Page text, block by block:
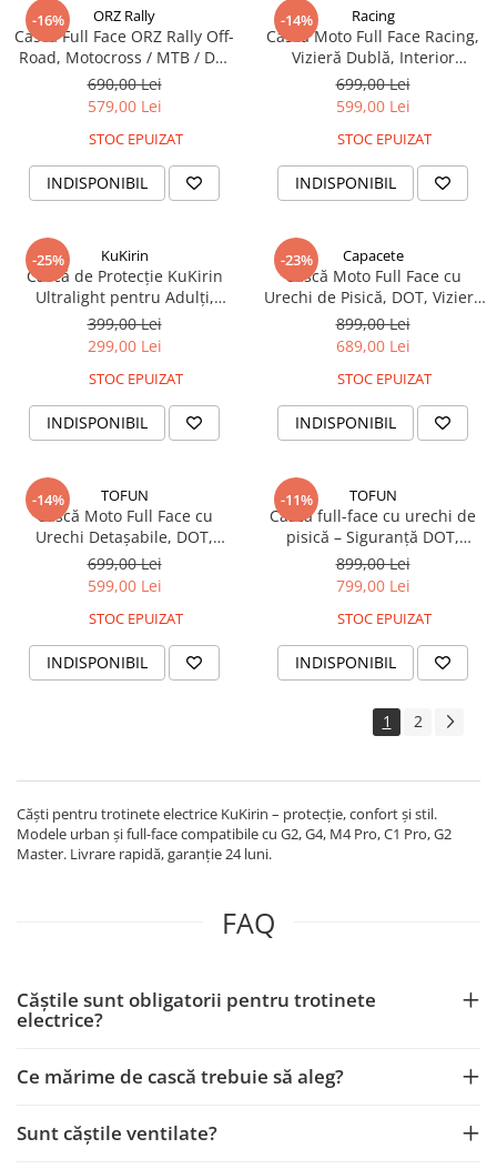
-16% ORZ Rally
Cască Full Face ORZ Rally Off-
Road, Motocross / MTB / DH,
ABS + EPS, Ventilație
Avansată, Interior Detașabil
690,00 Lei
579,00 Lei
STOC EPUIZAT
INDISPONIBIL
-14% Racing
Cască Moto Full Face Racing,
Vizieră Dublă, Interior
Detașabil, Ventilație Avansată,
Iarnă / All-Season
699,00 Lei
599,00 Lei
STOC EPUIZAT
INDISPONIBIL
-25% KuKirin
Cască de Protecție KuKirin
Ultralight pentru Adulți,
Ușoară, Ventilată, Reglabilă
399,00 Lei
299,00 Lei
STOC EPUIZAT
INDISPONIBIL
-23% Capacete
Cască Moto Full Face cu
Urechi de Pisică, DOT, Vizieră
Dublă, Design Personalizat
899,00 Lei
689,00 Lei
STOC EPUIZAT
INDISPONIBIL
-14% TOFUN
Cască Moto Full Face cu
Urechi Detașabile, DOT,
Vizieră Dublă – Cat Ear Helmet
699,00 Lei
599,00 Lei
STOC EPUIZAT
INDISPONIBIL
-11% TOFUN
Cască full-face cu urechi de
pisică – Siguranță DOT,
design unic, unisex
899,00 Lei
799,00 Lei
STOC EPUIZAT
INDISPONIBIL
1 2
Căști pentru trotinete electrice KuKirin – protecție, confort și stil.
Modele urban și full-face compatibile cu G2, G4, M4 Pro, C1 Pro, G2
Master. Livrare rapidă, garanție 24 luni.
FAQ
Căștile sunt obligatorii pentru trotinete
electrice?
Ce mărime de cască trebuie să aleg?
Sunt căștile ventilate?